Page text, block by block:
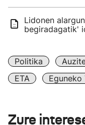
Lidonen
begiradagatik'
Politika
ETA
Zure